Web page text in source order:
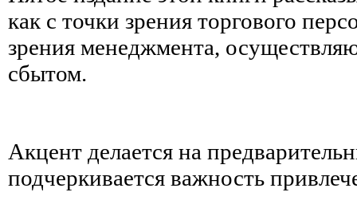
как с точки зрения торгового
зрения менеджмента,
сбытом.
Акцент делается на
подчеркивается важность